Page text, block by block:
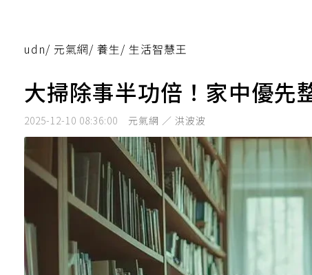
udn/ 元氣網/ 養生/ 生活智慧王
大掃除事半功倍！家中優先
2025-12-10 08:36:00 元氣網 ／ 洪波波